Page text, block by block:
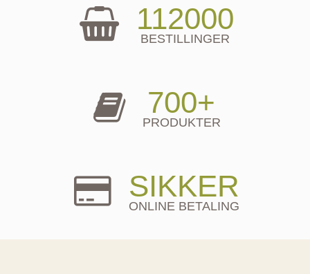
112000
BESTILLINGER
700+
PRODUKTER
SIKKER
ONLINE BETALING